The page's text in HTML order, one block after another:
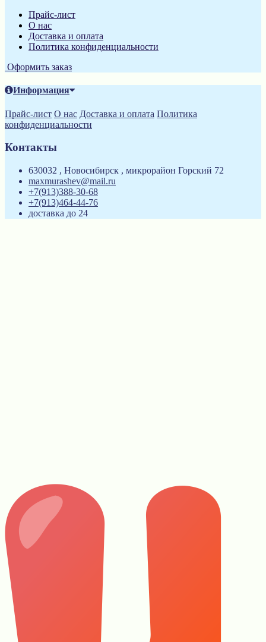
Прайс-лист
О нас
Доставка и оплата
Политика конфиденциальности
Оформить заказ
Информация
Прайс-лист О нас Доставка и оплата Политика
конфиденциальности
Контакты
630032 , Новосибирск , микрорайон Горский 72
maxmurashev@mail.ru
+7(913)388-30-68
+7(913)464-44-76
доставка до 24